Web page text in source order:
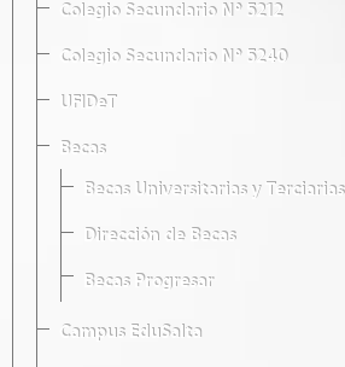
Colegio Secundario Nº 5212
Colegio Secundario Nº 5240
UFIDeT
Becas
Becas Universitarias y Terciarias
Dirección de Becas
Becas Progresar
Campus EduSalta